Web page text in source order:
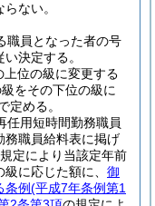
ない。
職員となった者の号
決定する。
位の級に変更する
をその下位の級に
定める。
任用短時間勤務職員
務職員給料表に掲げ
定により当該定年前
に応じた額に、 御
条例(平成7年条例第1